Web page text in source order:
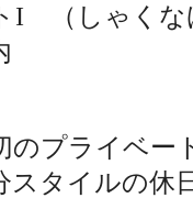
I （しゃくな
のプライベー
タイルの休